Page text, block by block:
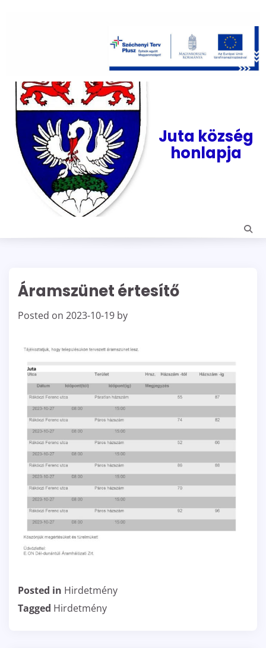
content
Juta község
honlapja
Áramszünet értesítő
Posted on 2023-10-19 by
Posted in Hirdetmény
Tagged Hirdetmény